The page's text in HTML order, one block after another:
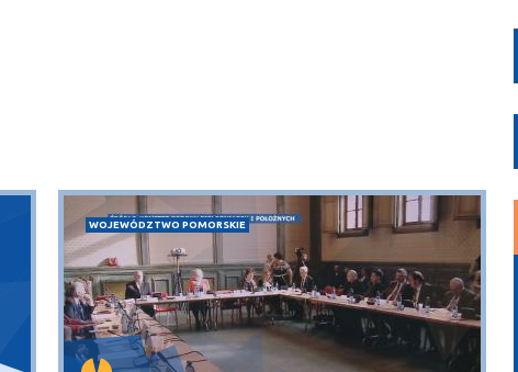
WOJEWÓDZTWO POMORSKIE